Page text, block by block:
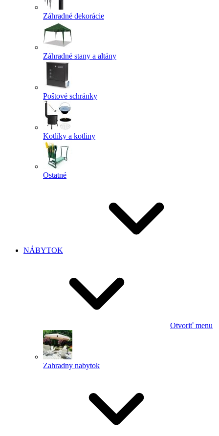
Záhradné dekorácie
Záhradné stany a altány
Poštové schránky
Kotlíky a kotliny
Ostatné
NÁBYTOK
Otvoriť menu
Zahradny nabytok